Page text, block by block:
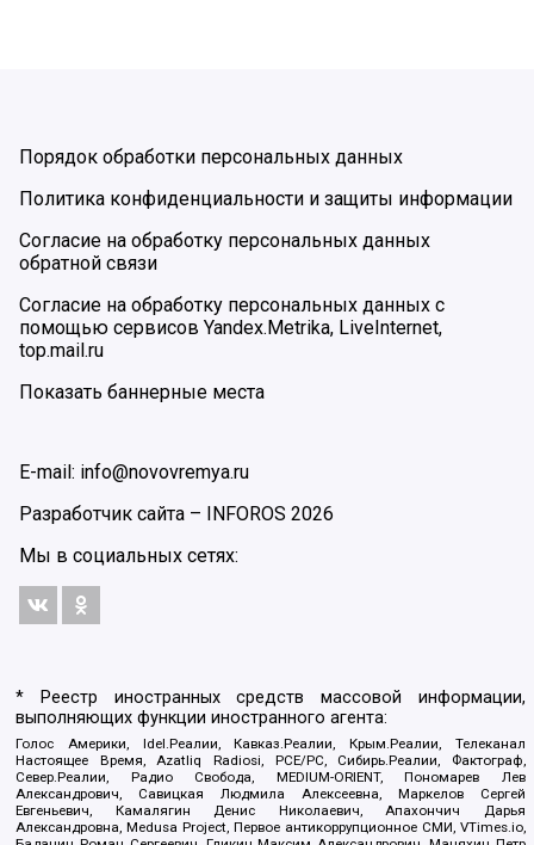
Порядок обработки персональных данных
Политика конфиденциальности и защиты информации
Согласие на обработку персональных данных
обратной связи
Согласие на обработку персональных данных с
помощью сервисов Yandex.Metrika, LiveInternet,
top.mail.ru
Показать баннерные места
E-mail: info@novovremya.ru
Разработчик сайта – INFOROS 2026
Мы в социальных сетях:
* Реестр иностранных средств массовой информации,
выполняющих функции иностранного агента:
Голос Америки, Idel.Реалии, Кавказ.Реалии, Крым.Реалии, Телеканал
Настоящее Время, Azatliq Radiosi, PCE/PC, Сибирь.Реалии, Фактограф,
Север.Реалии, Радио Свобода, MEDIUM-ORIENT, Пономарев Лев
Александрович, Савицкая Людмила Алексеевна, Маркелов Сергей
Евгеньевич, Камалягин Денис Николаевич, Апахончич Дарья
Александровна, Medusa Project, Первое антикоррупционное СМИ, VTimes.io,